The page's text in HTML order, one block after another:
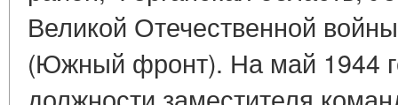
Великой Отечественной
(Южный фронт). На май 1944